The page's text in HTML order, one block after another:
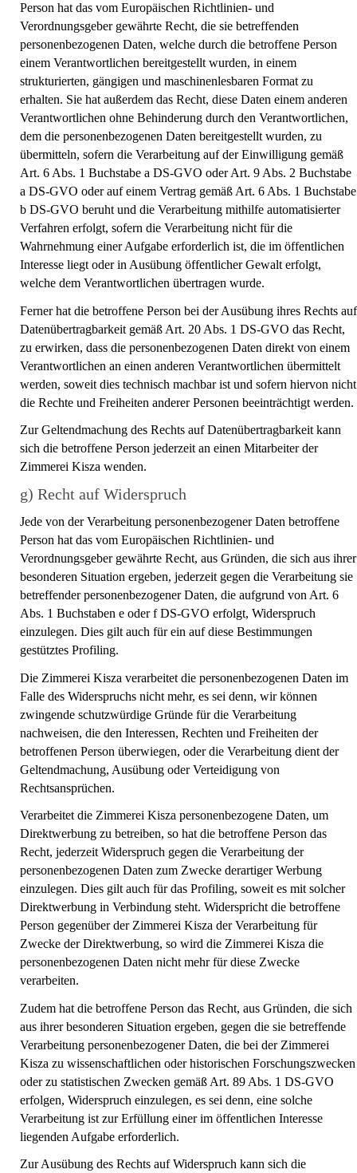
Person hat das vom Europäischen Richtlinien- und
Verordnungsgeber gewährte Recht, die sie betreffenden
personenbezogenen Daten, welche durch die betroffene Person
einem Verantwortlichen bereitgestellt wurden, in einem
strukturierten, gängigen und maschinenlesbaren Format zu
erhalten. Sie hat außerdem das Recht, diese Daten einem anderen
Verantwortlichen ohne Behinderung durch den Verantwortlichen,
dem die personenbezogenen Daten bereitgestellt wurden, zu
übermitteln, sofern die Verarbeitung auf der Einwilligung gemäß
Art. 6 Abs. 1 Buchstabe a DS-GVO oder Art. 9 Abs. 2 Buchstabe
a DS-GVO oder auf einem Vertrag gemäß Art. 6 Abs. 1 Buchstabe
b DS-GVO beruht und die Verarbeitung mithilfe automatisierter
Verfahren erfolgt, sofern die Verarbeitung nicht für die
Wahrnehmung einer Aufgabe erforderlich ist, die im öffentlichen
Interesse liegt oder in Ausübung öffentlicher Gewalt erfolgt,
welche dem Verantwortlichen übertragen wurde.
Ferner hat die betroffene Person bei der Ausübung ihres Rechts auf
Datenübertragbarkeit gemäß Art. 20 Abs. 1 DS-GVO das Recht,
zu erwirken, dass die personenbezogenen Daten direkt von einem
Verantwortlichen an einen anderen Verantwortlichen übermittelt
werden, soweit dies technisch machbar ist und sofern hiervon nicht
die Rechte und Freiheiten anderer Personen beeinträchtigt werden.
Zur Geltendmachung des Rechts auf Datenübertragbarkeit kann
sich die betroffene Person jederzeit an einen Mitarbeiter der
Zimmerei Kisza wenden.
g) Recht auf Widerspruch
Jede von der Verarbeitung personenbezogener Daten betroffene
Person hat das vom Europäischen Richtlinien- und
Verordnungsgeber gewährte Recht, aus Gründen, die sich aus ihrer
besonderen Situation ergeben, jederzeit gegen die Verarbeitung sie
betreffender personenbezogener Daten, die aufgrund von Art. 6
Abs. 1 Buchstaben e oder f DS-GVO erfolgt, Widerspruch
einzulegen. Dies gilt auch für ein auf diese Bestimmungen
gestütztes Profiling.
Die Zimmerei Kisza verarbeitet die personenbezogenen Daten im
Falle des Widerspruchs nicht mehr, es sei denn, wir können
zwingende schutzwürdige Gründe für die Verarbeitung
nachweisen, die den Interessen, Rechten und Freiheiten der
betroffenen Person überwiegen, oder die Verarbeitung dient der
Geltendmachung, Ausübung oder Verteidigung von
Rechtsansprüchen.
Verarbeitet die Zimmerei Kisza personenbezogene Daten, um
Direktwerbung zu betreiben, so hat die betroffene Person das
Recht, jederzeit Widerspruch gegen die Verarbeitung der
personenbezogenen Daten zum Zwecke derartiger Werbung
einzulegen. Dies gilt auch für das Profiling, soweit es mit solcher
Direktwerbung in Verbindung steht. Widerspricht die betroffene
Person gegenüber der Zimmerei Kisza der Verarbeitung für
Zwecke der Direktwerbung, so wird die Zimmerei Kisza die
personenbezogenen Daten nicht mehr für diese Zwecke
verarbeiten.
Zudem hat die betroffene Person das Recht, aus Gründen, die sich
aus ihrer besonderen Situation ergeben, gegen die sie betreffende
Verarbeitung personenbezogener Daten, die bei der Zimmerei
Kisza zu wissenschaftlichen oder historischen Forschungszwecken
oder zu statistischen Zwecken gemäß Art. 89 Abs. 1 DS-GVO
erfolgen, Widerspruch einzulegen, es sei denn, eine solche
Verarbeitung ist zur Erfüllung einer im öffentlichen Interesse
liegenden Aufgabe erforderlich.
Zur Ausübung des Rechts auf Widerspruch kann sich die